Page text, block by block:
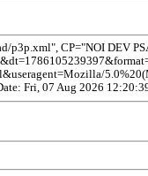
p3p.xml", CP="NOI DEV
Fri, 07 Aug 2026